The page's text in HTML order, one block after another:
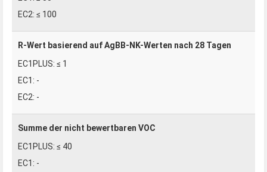
≤ 100
R-Wert basierend auf AgBB-NK-Werten nach 28 Tagen
≤ 1
-
-
Summe der nicht bewertbaren VOC
≤ 40
-